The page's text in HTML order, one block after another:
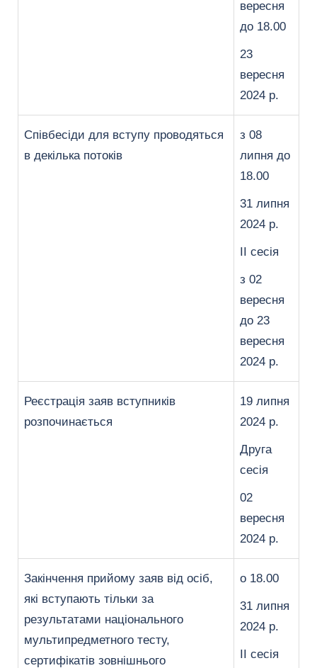
вересня
до 18.00
23
вересня
2024 р.
Співбесіди для вступу проводяться
в декілька потоків
з 08
липня до
18.00
31 липня
2024 р.
ІІ сесія
з 02
вересня
до 23
вересня
2024 р.
Реєстрація заяв вступників
розпочинається
19 липня
2024 р.
Друга
сесія
02
вересня
2024 р.
Закінчення прийому заяв від осіб,
які вступають тільки за
результатами національного
мультипредметного тесту,
сертифікатів зовнішнього
о 18.00
31 липня
2024 р.
ІІ сесія